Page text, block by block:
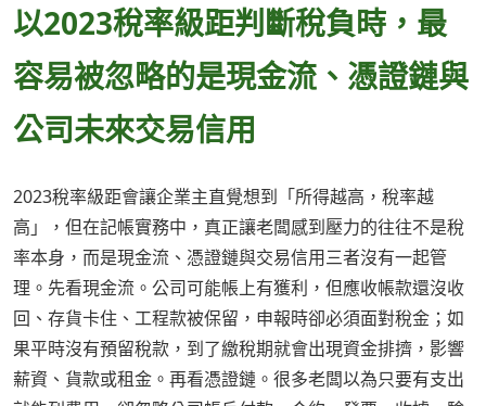
以2023稅率級距判斷稅負時，最
容易被忽略的是現金流、憑證鏈與
公司未來交易信用
2023稅率級距會讓企業主直覺想到「所得越高，稅率越
高」，但在記帳實務中，真正讓老闆感到壓力的往往不是稅
率本身，而是現金流、憑證鏈與交易信用三者沒有一起管
理。先看現金流。公司可能帳上有獲利，但應收帳款還沒收
回、存貨卡住、工程款被保留，申報時卻必須面對稅金；如
果平時沒有預留稅款，到了繳稅期就會出現資金排擠，影響
薪資、貨款或租金。再看憑證鏈。很多老闆以為只要有支出